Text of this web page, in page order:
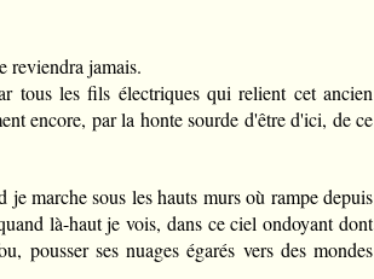
reviendra jamais.
tous les fils électriques qui relient cet ancien
encore, par la honte sourde d'être d'ici, de ce
marche sous les hauts murs où rampe depuis
là-haut je vois, dans ce ciel ondoyant dont
pousser ses nuages égarés vers des mondes